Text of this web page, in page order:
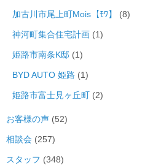
加古川市尾上町Mois【ﾓﾜ】 (8)
神河町集合住宅計画 (1)
姫路市南条K邸 (1)
BYD AUTO 姫路 (1)
姫路市富士見ヶ丘町 (2)
お客様の声 (52)
相談会 (257)
スタッフ (348)